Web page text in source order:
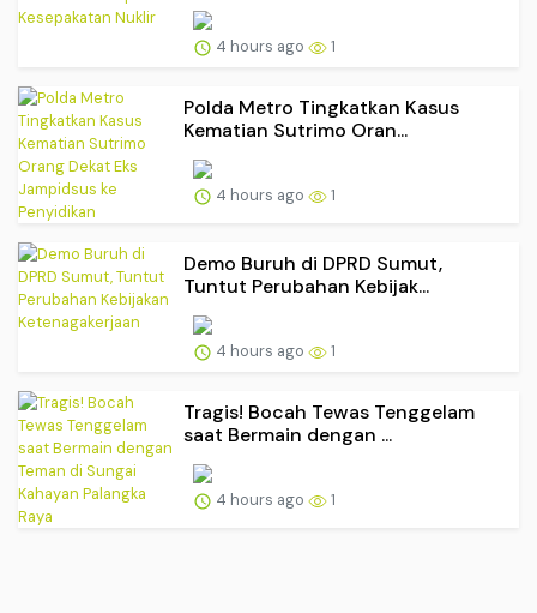
4 hours ago 1
Polda Metro Tingkatkan Kasus
Kematian Sutrimo Oran...
4 hours ago 1
Demo Buruh di DPRD Sumut,
Tuntut Perubahan Kebijak...
4 hours ago 1
Tragis! Bocah Tewas Tenggelam
saat Bermain dengan ...
4 hours ago 1